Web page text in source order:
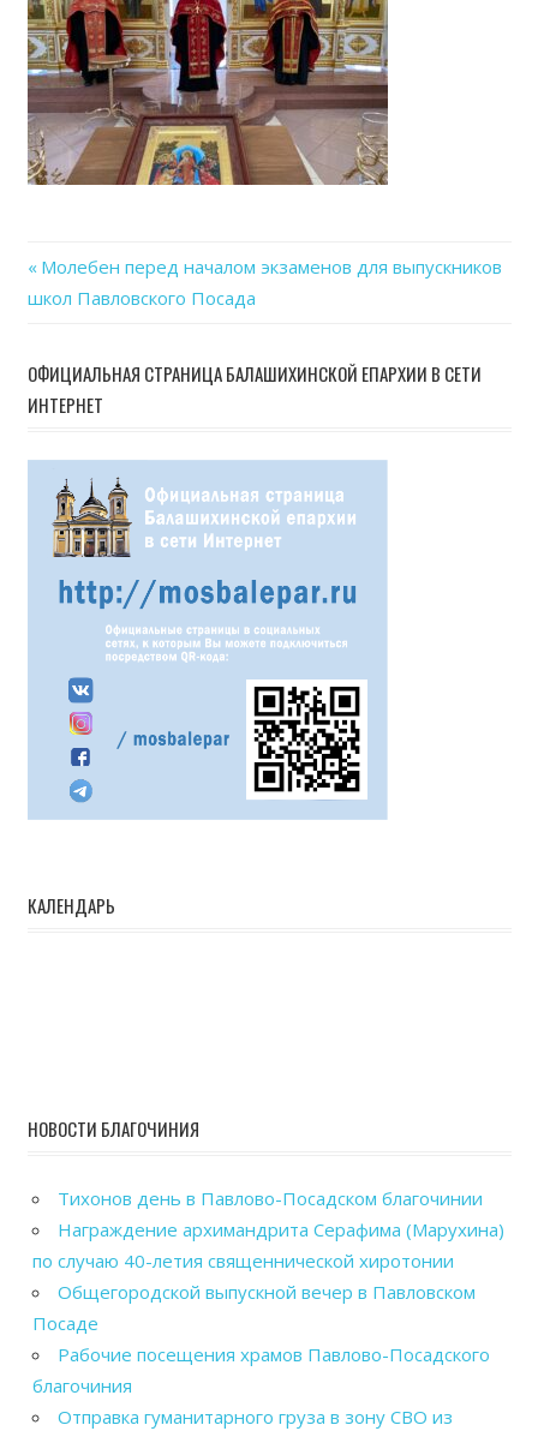
Навигация
записям
Previous
Post:
Молебен перед началом экзаменов для выпускников
школ Павловского Посада
ОФИЦИАЛЬНАЯ СТРАНИЦА БАЛАШИХИНСКОЙ ЕПАРХИИ В СЕТИ
ИНТЕРНЕТ
КАЛЕНДАРЬ
НОВОСТИ БЛАГОЧИНИЯ
Тихонов день в Павлово-Посадском благочинии
Награждение архимандрита Серафима (Марухина)
по случаю 40-летия священнической хиротонии
Общегородской выпускной вечер в Павловском
Посаде
Рабочие посещения храмов Павлово-Посадского
благочиния
Отправка гуманитарного груза в зону СВО из